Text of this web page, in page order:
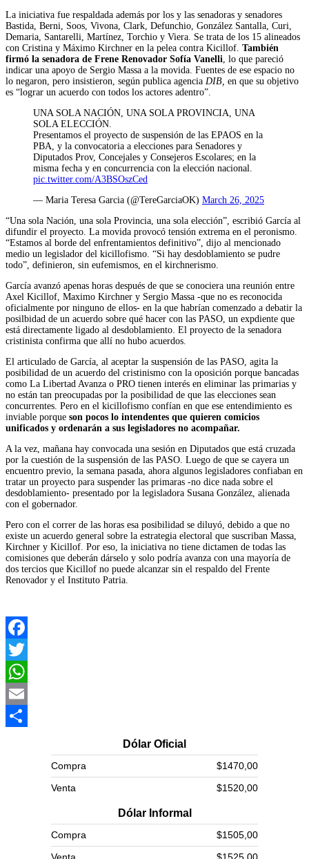
La iniciativa fue respaldada además por los y las senadoras y senadores
Bastida, Berni, Soos, Vivona, Clark, Defunchio, González Santalla, Curi,
Demaria, Santarelli, Martínez, Torchio y Viera. Se trata de los 15 alineados
con Cristina y Máximo Kirchner en la pelea contra Kicillof. También
firmó la senadora de Frene Renovador Sofía Vanelli , lo que pareció
indicar una apoyo de Sergio Massa a la movida. Fuentes de ese espacio no
lo negaron, pero insistieron, según publica agencia DIB, en que su objetivo
es “lograr un acuerdo con todos los actores adentro”.
UNA SOLA NACIÓN, UNA SOLA PROVINCIA, UNA
SOLA ELECCIÓN.
Presentamos el proyecto de suspensión de las EPAOS en la
PBA, y la convocatoria a elecciones para Senadores y
Diputados Prov, Concejales y Consejeros Escolares; en la
misma fecha y en concurrencia con la elección nacional.
pic.twitter.com/A3BSOszCed
— Maria Teresa Garcia (@TereGarciaOK) March 26, 2025
“Una sola Nación, una sola Provincia, una sola elección”, escribió García al
difundir el proyecto. La movida provocó tensión extrema en el peronismo.
“Estamos al borde del enfrentamientos definitivo”, dijo al mencionado
medio un legislador del kicillofismo. “Si hay desdoblamiento se pudre
todo”, definieron, sin eufemismos, en el kirchnerismo.
García avanzó apenas horas después de que se conociera una reunión entre
Axel Kicillof, Maximo Kirchner y Sergio Massa -que no es reconocida
oficialmente por ninguno de ellos- en la que habrían comenzado a debatir la
posilbidad de un acuerdo sobre qué hacer con las PASO, un expdiente que
está directamente ligado al desdoblamiento. El proyecto de la senadora
cristinista confirma que allí no hubo acuerdos.
El articulado de García, al aceptar la suspensión de las PASO, agita la
posibilidad de un acuerdo del cristinismo con la oposición porque bancadas
como La Libertad Avanza o PRO tienen interés en eliminar las primarias y
no están tan preocupadas por la posibilidad de que las elecciones sean
concurrentes. Pero en el kicillofismo confían en que ese entendimiento es
inviable porque son pocos lo intendentes que quieren comicios
unificados y ordenarán a sus legisladores no acompañar.
A la vez, mañana hay convocada una sesión en Diputados que está cruzada
por la cuestión de la suspensión de las PASO. Luego de que se cayera un
encuentro previo, la semana pasada, ahora algunos legisladores confiaban en
tratar un proyecto para suspender las primaras -no dice nada sobre el
desdoblamiento- presentado por la legisladora Susana González, alienada
con el gobernador.
Pero con el correr de las horas esa posibilidad se diluyó, debido a que no
existe un acuerdo general sobre la estrategia electoral que suscriban Massa,
Kirchner y Kicillof. Por eso, la iniciativa no tiene dictamen de todas las
comisiones que deberán dárselo y solo podría avanza con una mayoría de
dos tercios que Kicillof no puede alcanzar sin el respaldo del Frente
Renovador y el Instituto Patria.
Facebook
Twitter
WhatsApp
Email
Dólar Oficial
Compra
$1470,00
Venta
$1520,00
Dólar Informal
Compra
$1505,00